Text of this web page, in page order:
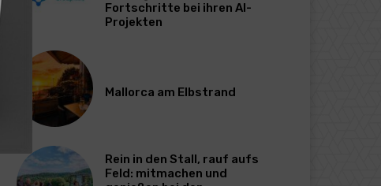
Fortschritte bei ihren AI-
Projekten
Mallorca am Elbstrand
Rein in den Stall, rauf aufs
Feld: mitmachen und